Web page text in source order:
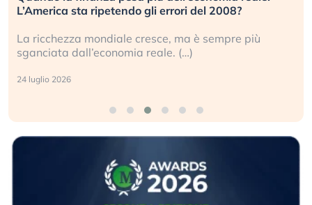
L’America sta ripetendo gli errori del 2008?
La ricchezza mondiale cresce, ma è sempre più
sganciata dall’economia reale. (…)
24 luglio 2026